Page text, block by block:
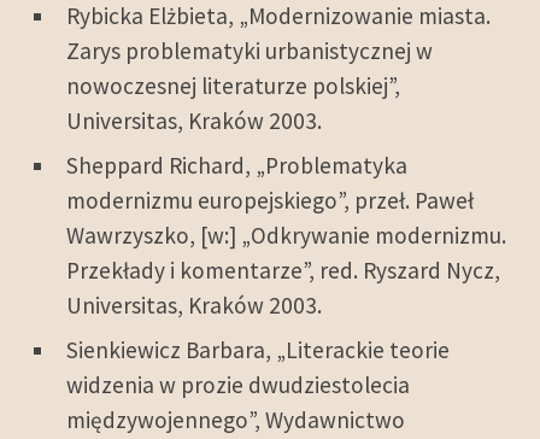
Rybicka Elżbieta, „Modernizowanie miasta.
Zarys problematyki urbanistycznej w
nowoczesnej literaturze polskiej”,
Universitas, Kraków 2003.
Sheppard Richard, „Problematyka
modernizmu europejskiego”, przeł. Paweł
Wawrzyszko, [w:] „Odkrywanie modernizmu.
Przekłady i komentarze”, red. Ryszard Nycz,
Universitas, Kraków 2003.
Sienkiewicz Barbara, „Literackie teorie
widzenia w prozie dwudziestolecia
międzywojennego”, Wydawnictwo